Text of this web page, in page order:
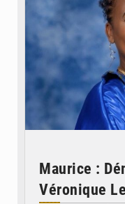
Maurice :
Véronique